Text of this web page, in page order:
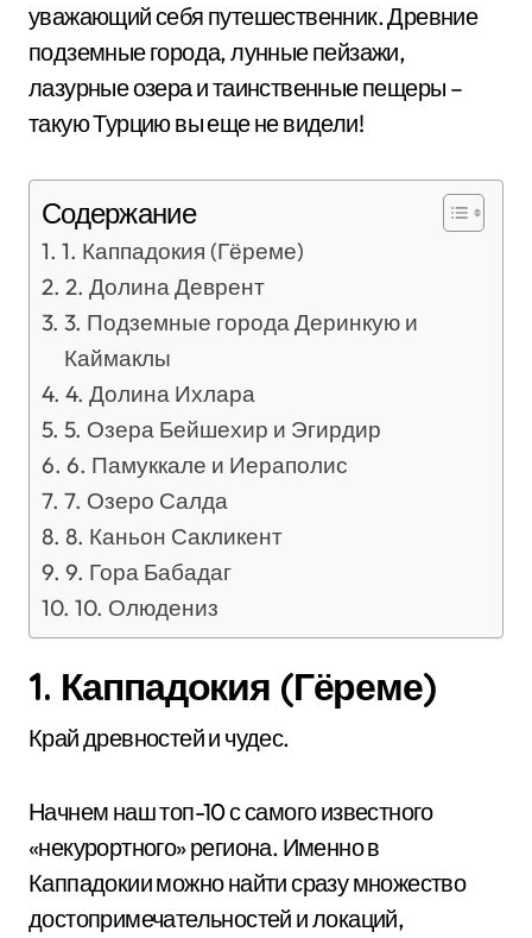
уважающий себя путешественник. Древние
подземные города, лунные пейзажи,
лазурные озера и таинственные пещеры –
такую Турцию вы еще не видели!
Содержание
1. Каппадокия (Гёреме)
2. Долина Деврент
3. Подземные города Деринкую и
Каймаклы
4. Долина Ихлара
5. Озера Бейшехир и Эгирдир
6. Памуккале и Иераполис
7. Озеро Салда
8. Каньон Сакликент
9. Гора Бабадаг
10. Олюдениз
1. Каппадокия (Гёреме)
Край древностей и чудес.
Начнем наш топ-10 с самого известного
«некурортного» региона. Именно в
Каппадокии можно найти сразу множество
достопримечательностей и локаций,